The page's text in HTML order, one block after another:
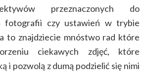
przeznaczonych do
fotografii czy ustawień w trybie
to znajdziecie mnóstwo rad które
ciekawych zdjęć, które
i pozwolą z dumą podzielić się nimi